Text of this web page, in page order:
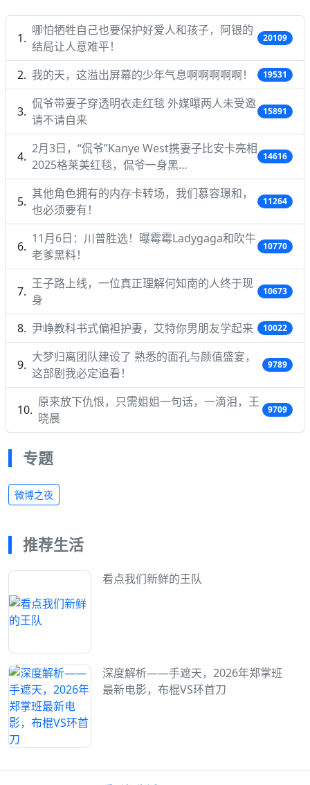
哪怕牺牲自己也要保护好爱人和孩子，阿银的
结局让人意难平！
20109
我的天，这溢出屏幕的少年气息啊啊啊啊啊！ 19531
侃爷带妻子穿透明衣走红毯 外媒曝两人未受邀
请不请自来
15891
2月3日，“侃爷”Kanye West携妻子比安卡亮相
2025格莱美红毯，侃爷一身黑…
14616
其他角色拥有的内存卡转场，我们慕容璟和，
也必须要有！
11264
11月6日：川普胜选！曝霉霉Ladygaga和吹牛
老爹黑料！
10770
王子路上线，一位真正理解何知南的人终于现
身
10673
尹峥教科书式偏袒护妻，艾特你男朋友学起来 10022
大梦归离团队建设了 熟悉的面孔与颜值盛宴，
这部剧我必定追看！
9789
原来放下仇恨，只需姐姐一句话，一滴泪，王
晓晨
9709
专题
微博之夜
推荐生活
看点我们新鲜的王队
深度解析——手遮天，2026年郑掌班
最新电影，布棍VS环首刀